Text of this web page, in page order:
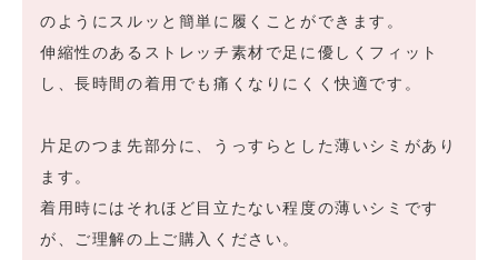
のようにスルッと簡単に履くことができます。
伸縮性のあるストレッチ素材で足に優しくフィット
し、長時間の着用でも痛くなりにくく快適です。
片足のつま先部分に、うっすらとした薄いシミがあり
ます。
着用時にはそれほど目立たない程度の薄いシミです
が、ご理解の上ご購入ください。